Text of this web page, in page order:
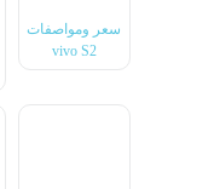
سعر ومواصفات
vivo S2